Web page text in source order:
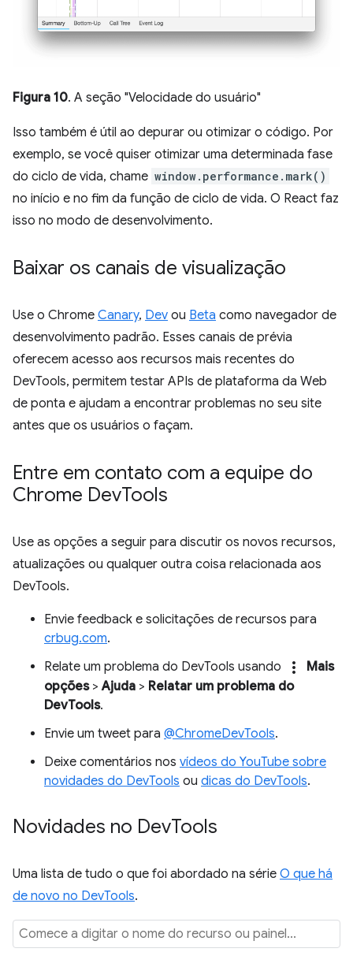
Figura 10. A seção "Velocidade do usuário"
Isso também é útil ao depurar ou otimizar o código. Por
exemplo, se você quiser otimizar uma determinada fase
do ciclo de vida, chame window.performance.mark()
no início e no fim da função de ciclo de vida. O React faz
isso no modo de desenvolvimento.
Baixar os canais de visualização
Use o Chrome Canary, Dev ou Beta como navegador de
desenvolvimento padrão. Esses canais de prévia
oferecem acesso aos recursos mais recentes do
DevTools, permitem testar APIs de plataforma da Web
de ponta e ajudam a encontrar problemas no seu site
antes que os usuários o façam.
Entre em contato com a equipe do
Chrome DevTools
Use as opções a seguir para discutir os novos recursos,
atualizações ou qualquer outra coisa relacionada aos
DevTools.
Envie feedback e solicitações de recursos para
crbug.com.
Relate um problema do DevTools usando
more_vert
Mais
opções>Ajuda > Relatar um problema do
DevTools.
Envie um tweet para @ChromeDevTools.
Deixe comentários nos vídeos do YouTube sobre
novidades do DevTools ou dicas do DevTools.
Novidades no DevTools
Uma lista de tudo o que foi abordado na série O que há
de novo no DevTools.